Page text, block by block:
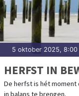
5 oktober 2025, 8:00
HERFST IN
De herfst is hét
in balans te brengen.